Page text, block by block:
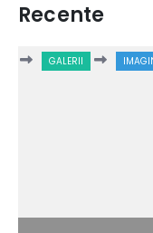
Recente
GALERII